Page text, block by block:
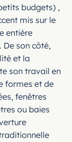
budgets) ,
mis sur le
entière
De son côté,
et la
son travail en
formes et de
fenêtres
ou baies